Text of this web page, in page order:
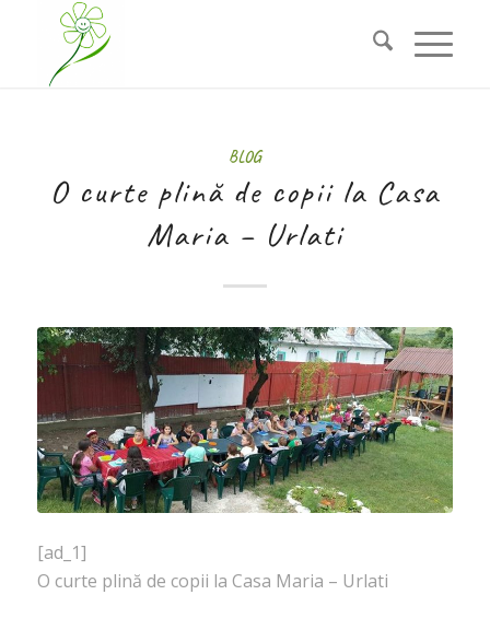
BLOG
O curte plină de copii la Casa
Maria – Urlati
[ad_1]
O curte plină de copii la Casa Maria – Urlati